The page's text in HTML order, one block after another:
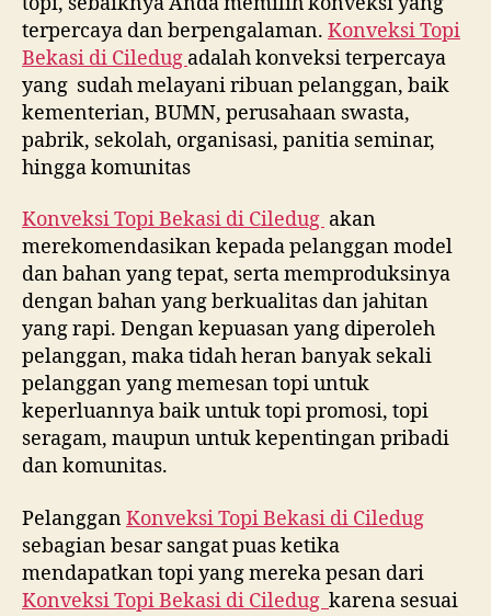
6854
terpercaya dan berpengalaman. Konveksi Topi
Bekasi di Ciledug adalah konveksi terpercaya
yang sudah melayani ribuan pelanggan, baik
kementerian, BUMN, perusahaan swasta,
pabrik, sekolah, organisasi, panitia seminar,
hingga komunitas
Konveksi Topi Bekasi di Ciledug akan
merekomendasikan kepada pelanggan model
dan bahan yang tepat, serta memproduksinya
dengan bahan yang berkualitas dan jahitan
yang rapi. Dengan kepuasan yang diperoleh
pelanggan, maka tidah heran banyak sekali
pelanggan yang memesan topi untuk
keperluannya baik untuk topi promosi, topi
seragam, maupun untuk kepentingan pribadi
dan komunitas.
PelangganKonveksi Topi Bekasi di Ciledug
sebagian besar sangat puas ketika
mendapatkan topi yang mereka pesan dari
Konveksi Topi Bekasi di Ciledug karena sesuai